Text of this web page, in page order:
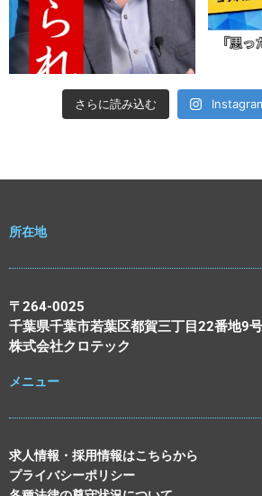
さらに読み込む
所在地
〒264-0025
千葉県千葉市若葉区都賀三丁目22番地9号
株式会社クロテック
メニュー
求人情報・採用情報はこちらから
プライバシーポリシー